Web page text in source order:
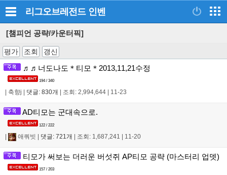
리그오브레전드 인벤
[챔피언 공략/카운터픽]
평가 조회 갱신
♬♬너도나도＊티모＊2013,11,21수정
194 / 340
축향j 댓글: 830개 조회: 2,994,644 11-23
AD티모는 군대속으로.
122 / 222
| 애쿼빗 | 댓글: 721개 | 조회: 1,687,241 | 11-20
티모가 써보는 더러운 버섯쥐 AP티모 공략 (마스터리 업뎃)
157 / 203